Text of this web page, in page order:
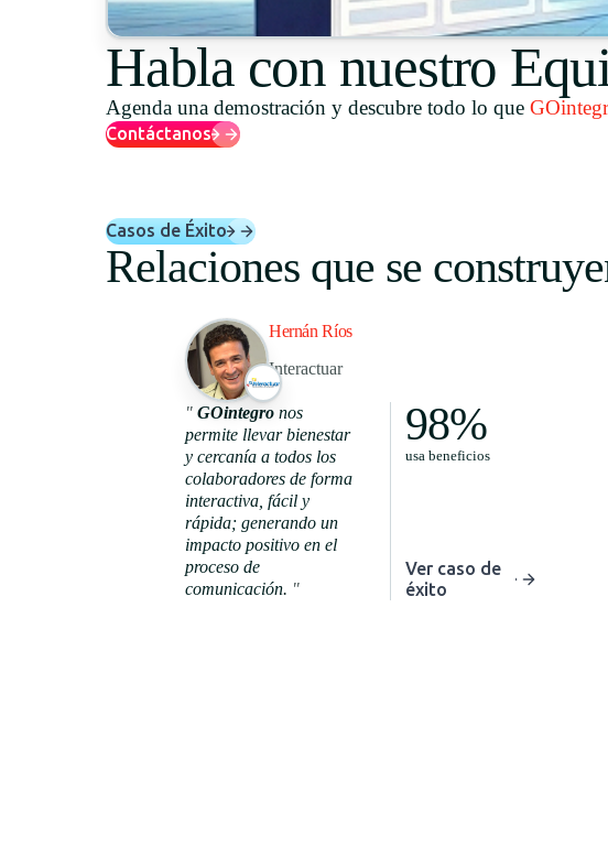
Uruguay
USA
Habla con nuestro
Agenda una demostración y descubre todo lo que
Contáctanos
Casos de Éxito
Relaciones que se
Hernán Ríos
Interactuar
" GOintegro nos
permite llevar bienestar
y cercanía a todos los
colaboradores de forma
interactiva, fácil y
rápida; generando un
impacto positivo en el
proceso de
comunicación. "
98%
usa beneficios
Ver caso de
éxito